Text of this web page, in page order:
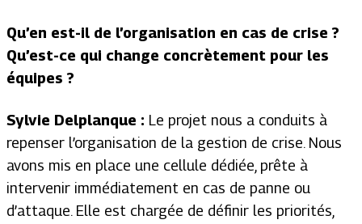
Qu’en est-il de l’organisation en cas de crise ?
Qu’est-ce qui change concrètement pour les
équipes ?
Sylvie Delplanque : Le projet nous a conduits à
repenser l’organisation de la gestion de crise. Nous
avons mis en place une cellule dédiée, prête à
intervenir immédiatement en cas de panne ou
d’attaque. Elle est chargée de définir les priorités,